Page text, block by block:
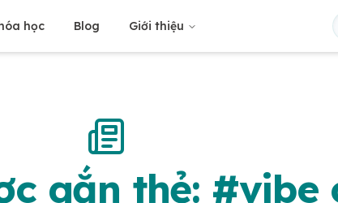
học Blog Giới thiệu
gắn thẻ: #vibe